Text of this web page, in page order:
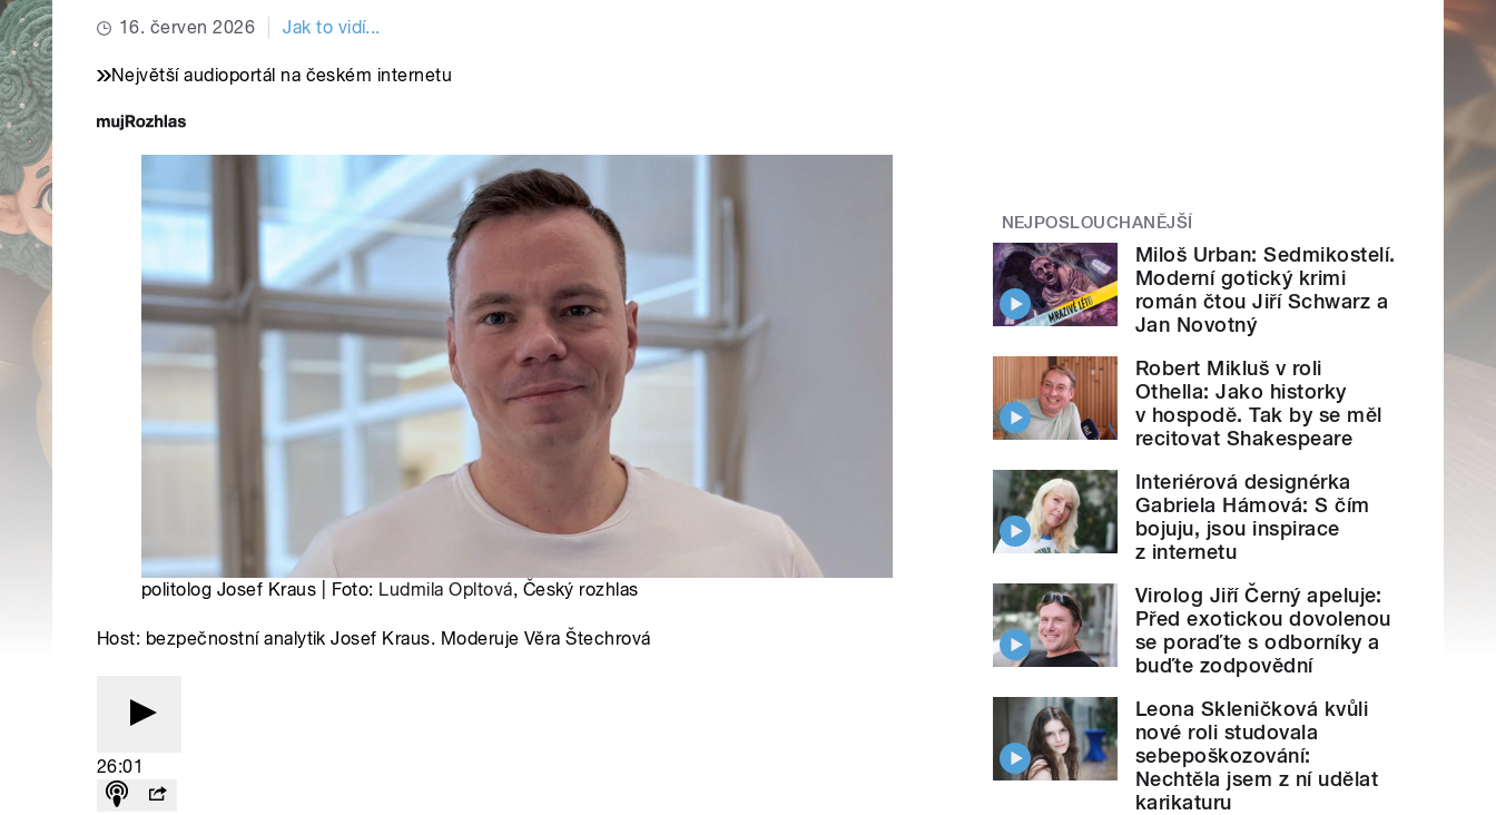
16. červen 2026 Jak to vidí...
Největší audioportál na českém internetu
politolog Josef Kraus | Foto: Ludmila Opltová, Český rozhlas
Host: bezpečnostní analytik Josef Kraus. Moderuje Věra Štechrová
26:01
NEJPOSLOUCHANĚJŠÍ
Miloš Urban: Sedmikostelí.
Moderní gotický krimi
román čtou Jiří Schwarz a
Jan Novotný
Robert Mikluš v roli
Othella: Jako historky
v hospodě. Tak by se měl
recitovat Shakespeare
Interiérová designérka
Gabriela Hámová: S čím
bojuju, jsou inspirace
z internetu
Virolog Jiří Černý apeluje:
Před exotickou dovolenou
se poraďte s odborníky a
buďte zodpovědní
Leona Skleničková kvůli
nové roli studovala
sebepoškozování:
Nechtěla jsem z ní udělat
karikaturu